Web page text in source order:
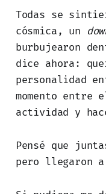
Todas se
cósmica, un
burbujearon
dice ahora:
personalidad
momento entre
actividad y
Pensé que
pero llegaron a